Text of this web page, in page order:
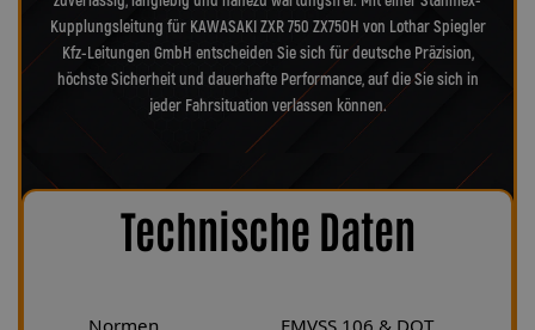
Kupplungsleitung für KAWASAKI ZXR 750 ZX750H von Lothar Spiegler
Kfz-Leitungen GmbH entscheiden Sie sich für deutsche Präzision,
höchste Sicherheit und dauerhafte Performance, auf die Sie sich in
jeder Fahrsituation verlassen können.
Technische Daten
Normen FMVSS 106 & DOT